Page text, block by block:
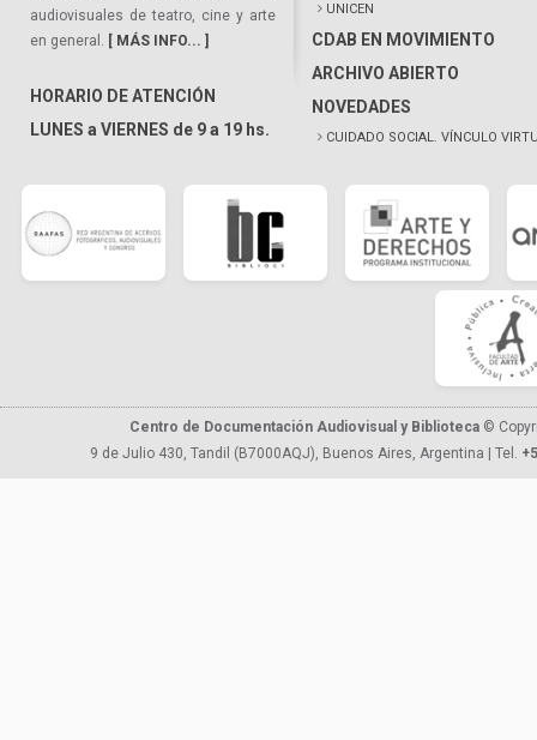
audiovisuales de teatro, cine y arte
en general. [ MÁS INFO... ]
HORARIO DE ATENCIÓN
LUNES a VIERNES de 9 a 19 hs.
UNICEN
CDAB EN MOVIMIENTO
ARCHIVO ABIERTO
NOVEDADES
CUIDADO SOCIAL. VÍNCULO
Centro de Documentación Audiovisual y Biblioteca ©
9 de Julio 430, Tandil (B7000AQJ), Buenos Aires, Argentina | Tel.